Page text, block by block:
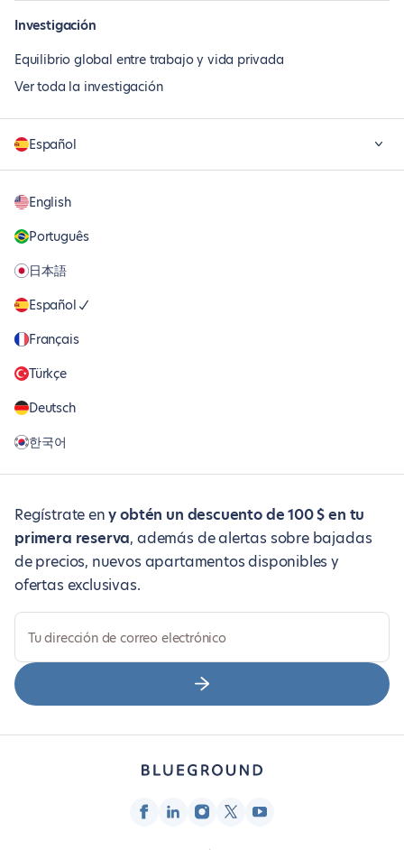
Investigación
Equilibrio global entre trabajo y vida privada
Ver toda la investigación
Español
English
Português
日本語
Español
Français
Türkçe
Deutsch
한국어
Regístrate eny obtén un descuento de 100 $ en tu
primera reserva, además de alertas sobre bajadas
de precios, nuevos apartamentos disponibles y
ofertas exclusivas.
Tu dirección de correo electrónico